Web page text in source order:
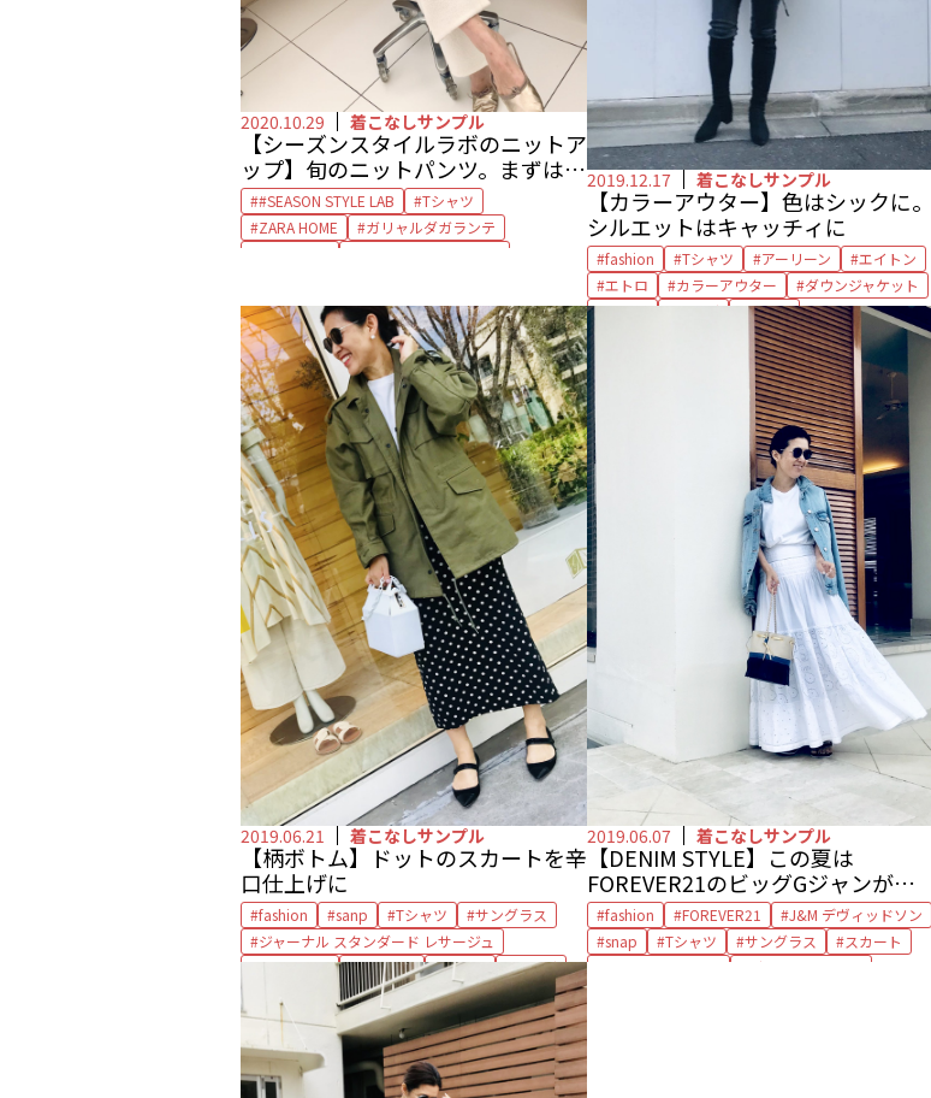
2020.10.29 着こなしサンプル
【シーズンスタイルラボのニットア
ップ】旬のニットパンツ。まずは同
系色でまとめて
#SEASON STYLE LAB
Tシャツ
ZARA HOME
ガリャルダガランテ
ニットカーディガン
パンツ
マジェスティック
ルームウェア
ルームシューズ
時計
2019.12.17 着こなしサンプル
【カラーアウター】色はシックに。
シルエットはキャッチィに
fashion Tシャツ アーリーン
エイトン
エトロ
カラーアウター
ダウンジャケット
ニット
バッグ
ブーツ
マジェスティック
2019.06.21 着こなしサンプル
【柄ボトム】ドットのスカートを辛
口仕上げに
fashion sanp Tシャツ
サングラス
ジャーナル スタンダード レサージュ
ジャケット
スカート ハイク
バッグ
プラダ
フラットシューズ
ポップ＆スキ
ボン マジック
マジェスティック
2019.06.07 着こなしサンプル
【DENIM STYLE】この夏は
FOREVER21のビッグGジャンがあ
れば！
fashion FOREVER21
J&M デヴィッドソン
snap
Tシャツ サングラス
スカート
デニムジャケット